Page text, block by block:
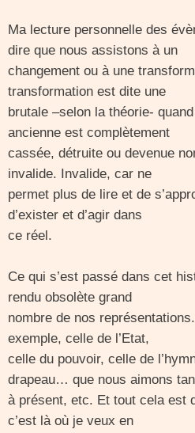
Ma lecture personnelle des
dire que nous assistons à un
changement ou à une
transformation est dite une
brutale –selon la théorie-
ancienne est complètement
cassée, détruite ou devenue
invalide. Invalide, car ne
permet plus de lire et de
d’exister et d’agir dans
ce réel.
Ce qui s’est passé dans cet
rendu obsolète grand
nombre de nos
exemple, celle de l’Etat,
celle du pouvoir, celle de
drapeau… que nous aimons
à présent, etc. Et tout cela est
c’est là où je veux en